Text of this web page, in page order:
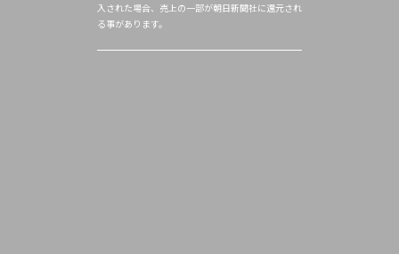
入された場合、売上の一部が朝日新聞社に還元され
る事があります。